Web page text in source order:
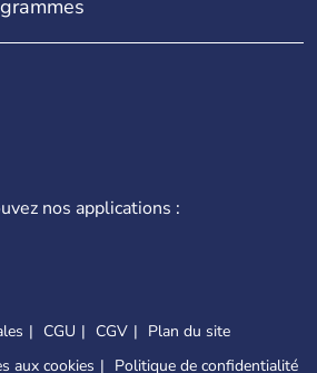
nos applications :
CGU CGV
Plan du site
aux cookies
Politique de confidentialité